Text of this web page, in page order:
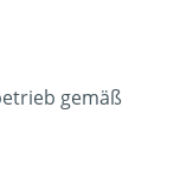
gemäß